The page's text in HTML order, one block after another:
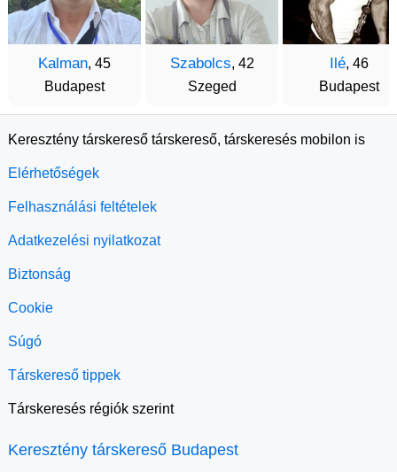
Kalman, 45
Budapest
Szabolcs, 42
Szeged
Ilé, 46
Budapest
Keresztény társkereső társkereső, társkeresés mobilon is
Elérhetőségek
Felhasználási feltételek
Adatkezelési nyilatkozat
Biztonság
Cookie
Súgó
Társkereső tippek
Társkeresés régiók szerint
Keresztény társkereső Budapest